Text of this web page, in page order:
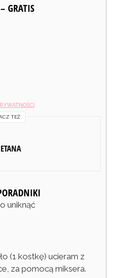
GRATIS
TEŻ
uniknąć
(1 kostkę) ucieram z
za pomocą miksera.